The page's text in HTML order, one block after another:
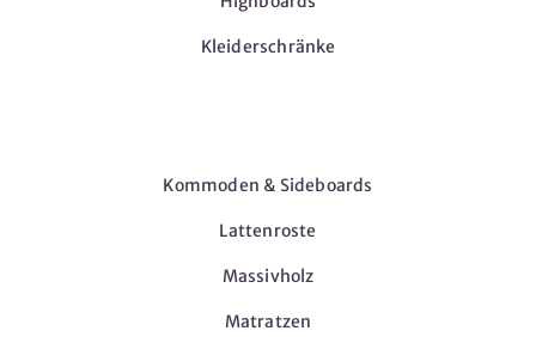
Kleiderschränke
Kommoden & Sideboards
Lattenroste
Massivholz
Matratzen